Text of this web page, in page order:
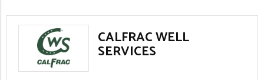
CALFRAC WELL
SERVICES